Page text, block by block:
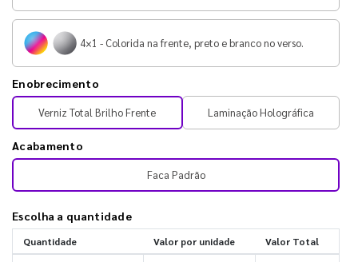
4×1 - Colorida na frente, preto e branco no verso.
Enobrecimento
Verniz Total Brilho Frente Laminação Holográfica
Acabamento
Faca Padrão
Escolha a quantidade
Quantidade Valor por unidade Valor Total